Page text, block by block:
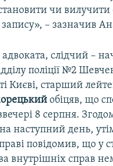
чи
запису», – зазначив
слідчий –
поліції №2
Києві, старший
обіцяв, що
8 серпня.
наступний день,
повідомив, що у
внутрішніх справ